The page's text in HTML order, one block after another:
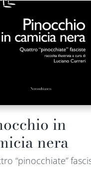
in
nera
“pinocchiate”